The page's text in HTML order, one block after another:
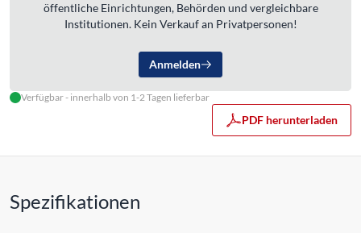
öffentliche Einrichtungen, Behörden und vergleichbare
Institutionen. Kein Verkauf an Privatpersonen!
Anmelden
Verfügbar - innerhalb von 1-2 Tagen lieferbar
PDF herunterladen
Spezifikationen